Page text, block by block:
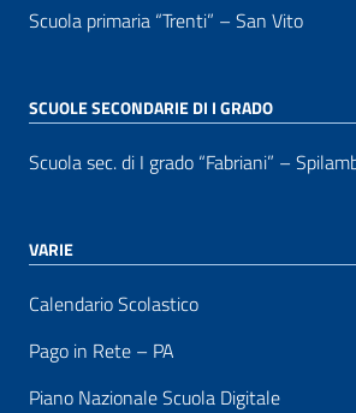
Scuola primaria “Trenti” – San Vito
SCUOLE SECONDARIE DI I GRADO
Scuola sec. di I grado “Fabriani” –
VARIE
Calendario Scolastico
Pago in Rete – PA
Piano Nazionale Scuola Digitale